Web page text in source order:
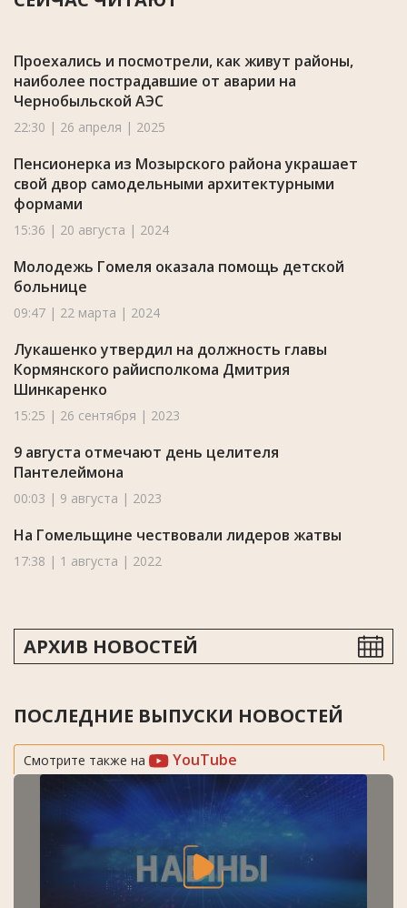
Проехались и посмотрели, как живут районы,
наиболее пострадавшие от аварии на
Чернобыльской АЭС
22:30 | 26 апреля | 2025
Пенсионерка из Мозырского района украшает
свой двор самодельными архитектурными
формами
15:36 | 20 августа | 2024
Молодежь Гомеля оказала помощь детской
больнице
09:47 | 22 марта | 2024
Лукашенко утвердил на должность главы
Кормянского райисполкома Дмитрия
Шинкаренко
15:25 | 26 сентября | 2023
9 августа отмечают день целителя
Пантелеймона
00:03 | 9 августа | 2023
На Гомельщине чествовали лидеров жатвы
17:38 | 1 августа | 2022
АРХИВ НОВОСТЕЙ
ПОСЛЕДНИЕ ВЫПУСКИ НОВОСТЕЙ
Смотрите также на YouTube